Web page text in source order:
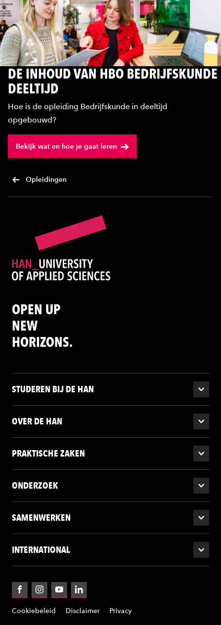
DE INHOUD VAN HBO BEDRIJFSKUNDE
DEELTIJD
Hoe is de opleiding Bedrijfskunde in deeltijd
opgebouwd?
Bekijk wat en hoe je gaat leren
Opleidingen
OPEN UP
NEW
HORIZONS.
STUDEREN BIJ DE HAN
OVER DE HAN
PRAKTISCHE ZAKEN
ONDERZOEK
SAMENWERKEN
INTERNATIONAL
FacebookInstagramYouTubeLinkedIn
Cookiebeleid Disclaimer Privacy